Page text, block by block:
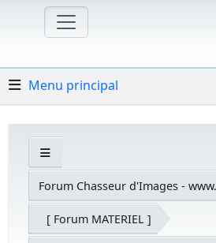
Menu principal
Forum Chasseur d'Images -
[ Forum MATERIEL ]